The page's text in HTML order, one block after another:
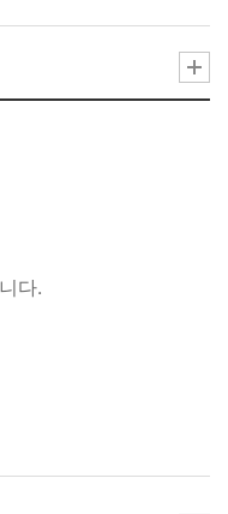
다.